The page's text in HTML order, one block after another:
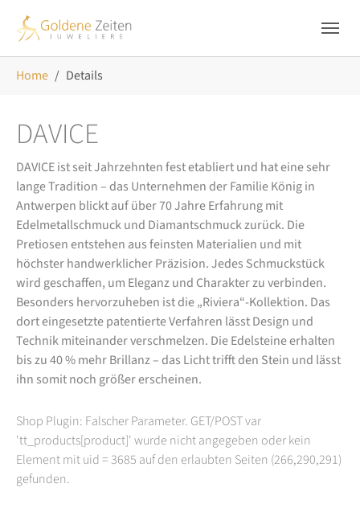
Home Details
DAVICE
DAVICE ist seit Jahrzehnten fest etabliert und hat eine sehr
lange Tradition – das Unternehmen der Familie König in
Antwerpen blickt auf über 70 Jahre Erfahrung mit
Edelmetallschmuck und Diamantschmuck zurück. Die
Pretiosen entstehen aus feinsten Materialien und mit
höchster handwerklicher Präzision. Jedes Schmuckstück
wird geschaffen, um Eleganz und Charakter zu verbinden.
Besonders hervorzuheben ist die „Riviera“-Kollektion. Das
dort eingesetzte patentierte Verfahren lässt Design und
Technik miteinander verschmelzen. Die Edelsteine erhalten
bis zu 40 % mehr Brillanz – das Licht trifft den Stein und lässt
ihn somit noch größer erscheinen.
Shop Plugin: Falscher Parameter. GET/POST var
'tt_products[product]' wurde nicht angegeben oder kein
Element mit uid = 3685 auf den erlaubten Seiten (266,290,291)
gefunden.